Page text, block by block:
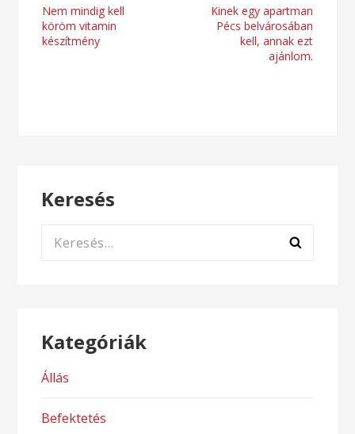
Bejegyzés
navigáció
Nem mindig kell
köröm vitamin
készítmény
Kinek egy apartman
Pécs belvárosában
kell, annak ezt
ajánlom.
Keresés
Keresés:
Kategóriák
Állás
Befektetés